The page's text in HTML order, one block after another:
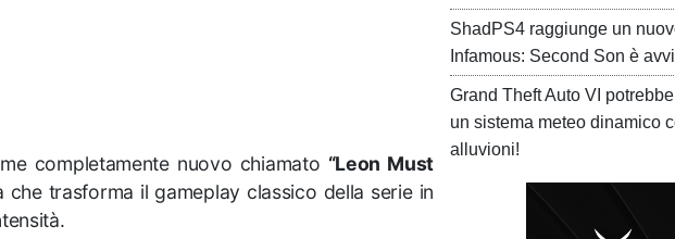
completamente nuovo chiamato “Leon Must
che trasforma il gameplay classico della serie in
ShadPS4 raggiunge un
Infamous: Second Son è
Grand Theft Auto VI
un sistema meteo dinamico
alluvioni!